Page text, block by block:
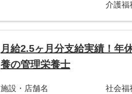
介護福
月給2.5ヶ月分支給実績！年
養の管理栄養士
施設・店舗名
社会